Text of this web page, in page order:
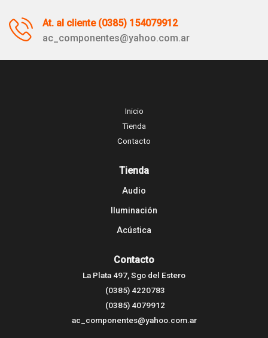
At. al cliente (0385) 154079912
ac_componentes@yahoo.com.ar
Inicio
Tienda
Contacto
Tienda
Audio
Iluminación
Acústica
Contacto
La Plata 497, Sgo del Estero
(0385) 4220783
(0385) 4079912
ac_componentes@yahoo.com.ar